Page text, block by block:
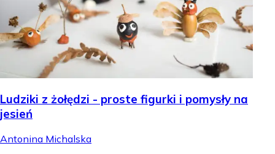
Ludziki z żołędzi - proste figurki i pomysły na
jesień
Antonina Michalska